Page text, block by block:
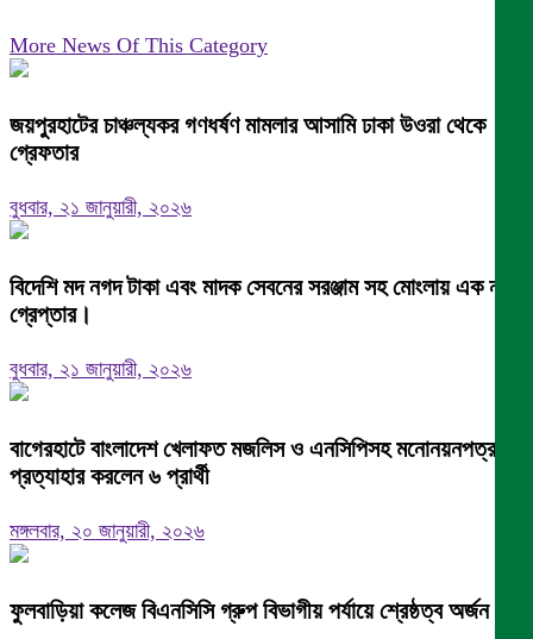
More News Of This Category
জয়পুরহাটের চাঞ্চল্যকর গণধর্ষণ মামলার আসামি ঢাকা উওরা থেকে
গ্রেফতার
বুধবার, ২১ জানুয়ারী, ২০২৬
বিদেশি মদ নগদ টাকা এবং মাদক সেবনের সরঞ্জাম সহ মোংলায় এক নারী
গ্রেপ্তার।
বুধবার, ২১ জানুয়ারী, ২০২৬
বাগেরহাটে বাংলাদেশ খেলাফত মজলিস ও এনসিপিসহ মনোনয়নপত্র
প্রত্যাহার করলেন ৬ প্রার্থী
মঙ্গলবার, ২০ জানুয়ারী, ২০২৬
ফুলবাড়িয়া কলেজ বিএনসিসি গ্রুপ বিভাগীয় পর্যায়ে শ্রেষ্ঠত্ব অর্জন।